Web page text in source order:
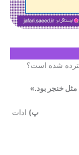
سترده شده است؟
خنجر بود.»
پ) ادات